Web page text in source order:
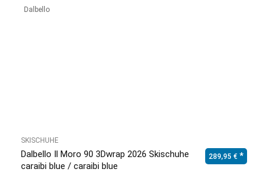
Dalbello
SKISCHUHE
Dalbello Il Moro 90 3Dwrap 2026 Skischuhe
caraibi blue / caraibi blue
Ursprünglicher
289,95 €